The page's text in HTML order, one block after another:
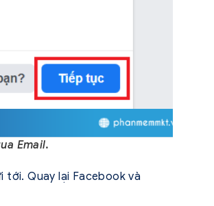
Email.
tới. Quay lại Facebook và